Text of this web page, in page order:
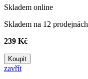
Skladem online
Skladem na 12 prodejnách
239 Kč
Koupit
zavřít